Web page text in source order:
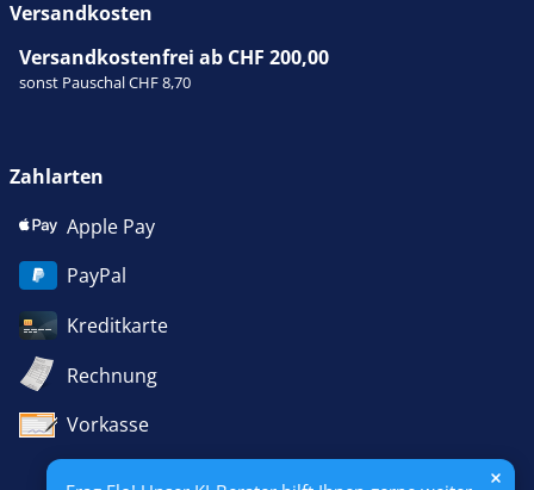
Versandkosten
Versandkostenfrei ab CHF 200,00
sonst Pauschal CHF 8,70
Zahlarten
Apple Pay
PayPal
Kreditkarte
Rechnung
Vorkasse